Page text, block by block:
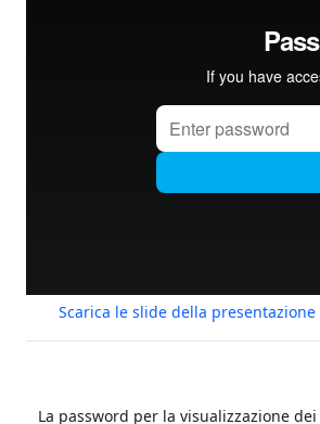
Scarica le slide della presentazione
La password per la visualizzazione